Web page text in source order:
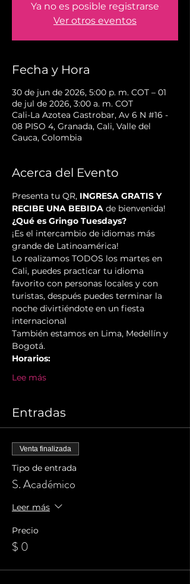
Ya no es posible registrarse
Ver otros eventos
Fecha y Hora
30 de jun de 2026, 5:00 p. m. COT – 01
de jul de 2026, 3:00 a. m. COT
Cali-La Azotea Gastrobar, Av 6 N #16 -
08 PISO 4, Granada, Cali, Valle del
Cauca, Colombia
Acerca del Evento
Presenta tu QR, INGRESA GRATIS Y
RECIBE UNA BEBIDA de bienvenida!
¿Qué es Gringo Tuesdays?
¡Es el intercambio de idiomas más
grande de Latinoamérica!
Lo realizamos TODOS los martes en
Cali, puedes practicar tu idioma
favorito con personas locales y con
turistas, después puedes terminar la
noche divirtiéndote en un fiesta
internacional
También estamos en Lima, Medellín y
Bogotá.
Horarios:
Lee más
Entradas
Venta finalizada
Tipo de entrada
S. Académico
Leer más
Precio
$ 0